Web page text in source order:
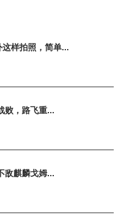
样拍照，简单...
败，路飞重...
敌麒麟戈姆...